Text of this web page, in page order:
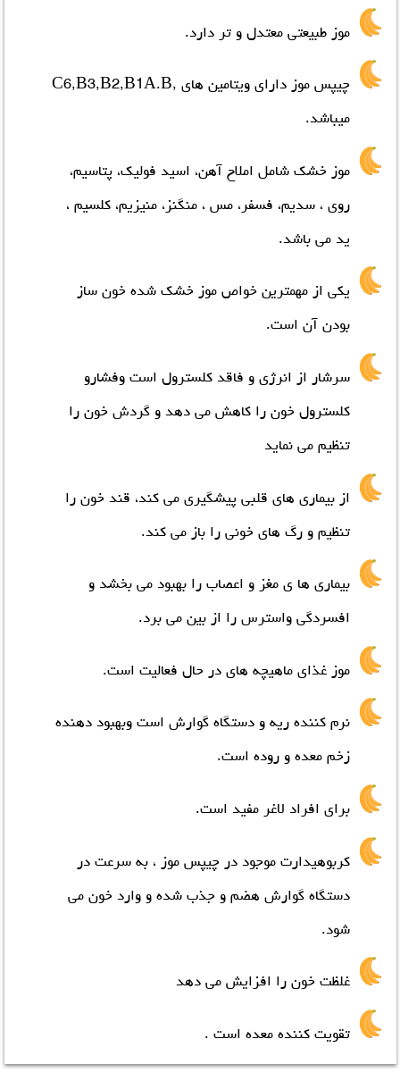
موز طبیعتی معتدل و تر دارد.
چیپس موز دارای ویتامین های ,C6,B3,B2,B1A.B
میباشد.
موز خشک شامل املاح آهن، اسید فولیک، پتاسیم،
روي ، سدیم، فسفر، مس ، منگنز، منیزیم، کلسیم ،
ید می باشد.
یکی از مهمترین خواص موز خشک شده خون ساز
بودن آن است.
سرشار از انرژيو فاقد کلسترول است وفشارو
کلسترول خون را کاهش می دهد و گردش خون را
تنظیم می نماید
از بیماري هاي قلبی پیشگیري می کند، قند خون را
تنظیم و رگ هاي خونی را باز می کند.
بیماري ها ي مغز و اعصاب را بهبود می بخشد و
افسردگی واسترس را از بین می برد.
موز غذای ماهیچه هاي در حال فعالیت است.
نرم کننده ریه و دستگاه گوارش است وبهبود دهنده
زخم معده و روده است.
براي افراد لاغر مفید است.
کربوهیدارت موجود در چیپس موز ، به سرعت در
دستگاه گوارش هضم و جذب شده و وارد خون می
شود.
غلظت خون را افزایش می دهد
تقویت کننده معده است .